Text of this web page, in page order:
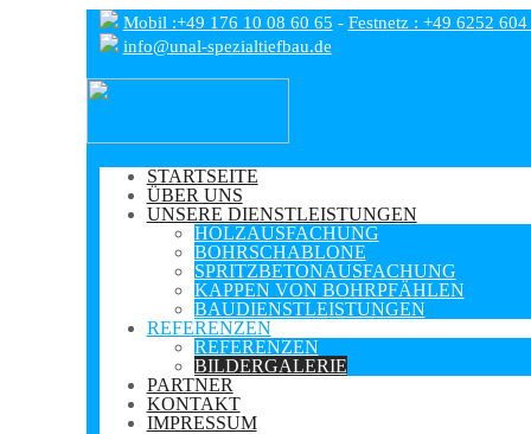
Mobil :+49 176 10 08 60 65 - Festnetz : +49 6252
info@unal-spezialtiefbau.de
STARTSEITE
ÜBER UNS
UNSERE DIENSTLEISTUNGEN
HOLZAUSFACHUNG
BOHRSCHABLONE
SPRITZBETONAUSFACHUNG
KAPPEN VON BOHRPFÄHLEN
BAUDIENSTLEISTUNGEN
REFERENZEN
REFERENZEN
BILDERGALERIE
PARTNER
KONTAKT
IMPRESSUM